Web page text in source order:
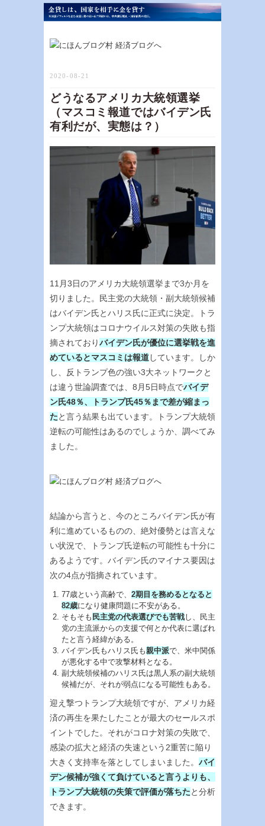
2020-08-21
どうなるアメリカ大統領選挙
（マスコミ報道ではバイデン氏
有利だが、実態は？）
11月3日のアメリカ大統領選挙まで3か月を
切りました。民主党の大統領・副大統領候補
はバイデン氏とハリス氏に正式に決定。トラ
ンプ大統領はコロナウイルス対策の失敗も指
摘されておりバイデン氏が優位に選挙戦を進
めているとマスコミは報道しています。しか
し、反トランプ色の強い3大ネットワークと
は違う世論調査では、8月5日時点でバイデ
ン氏48％、トランプ氏45％まで差が縮まっ
たと言う結果も出ています。トランプ大統領
逆転の可能性はあるのでしょうか、調べてみ
ました。
結論から言うと、今のところバイデン氏が有
利に進めているものの、絶対優勢とは言えな
い状況で、トランプ氏逆転の可能性も十分に
あるようです。バイデン氏のマイナス要因は
次の4点が指摘されています。
77歳という高齢で、 2期目を務めるとなると
82歳になり健康問題に不安がある。
そもそも 民主党の代表選びでも苦戦し、民主
党の主流派からの支援で何とか代表に選ばれ
たと言う経緯がある。
バイデン氏もハリス氏も親中派で、米中関係
が悪化する中で攻撃材料となる。
副大統領候補のハリス氏は黒人系の副大統領
候補だが、それが弱点になる可能性もある。
迎え撃つトランプ大統領ですが、アメリカ経
済の再生を果たしたことが最大のセールスポ
イントでした。それがコロナ対策の失敗で、
感染の拡大と経済の失速という2重苦に陥り
大きく支持率を落としてしまいました。 バイ
デン候補が強くて負けていると言うよりも、
トランプ大統領の失策で評価が落ちたと分析
できます。